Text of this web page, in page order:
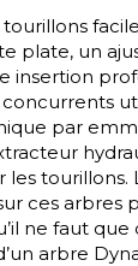
plate, un
insertion
par
les
ces
ne faut
arbre